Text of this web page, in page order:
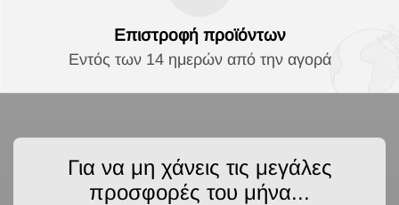
Επιστροφή προϊόντων
Εντός των 14 ημερών από την αγορά
Για να μη χάνεις τις μεγάλες
προσφορές του μήνα...